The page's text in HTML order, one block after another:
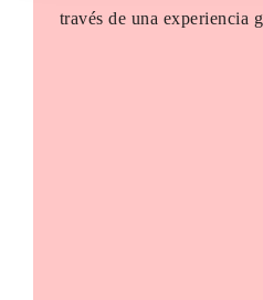
través de una experiencia